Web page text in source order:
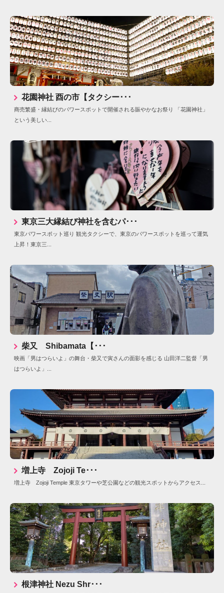
花園神社 酉の市【タクシー･･･
商売繁盛・縁結びのパワースポットで開催される賑やかなお祭り 「花園神社」
という美しい...
東京三大縁結び神社を含むパ･･･
東京パワースポット巡り 観光タクシーで、東京のパワースポットを巡って運気
上昇！東京三...
柴又 Shibamata【･･･
映画「男はつらいよ」の舞台・柴又で寅さんの面影を感じる 山田洋二監督「男
はつらいよ」...
増上寺 Zojoji Te･･･
増上寺 Zojoji Temple 東京タワーや芝公園などの観光スポットからアクセス...
根津神社 Nezu Shr･･･